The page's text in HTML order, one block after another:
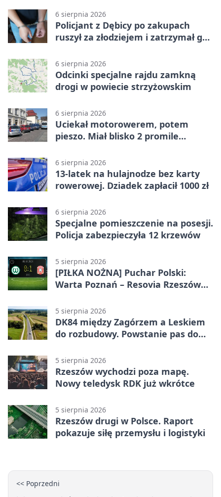
6 sierpnia 2026
Policjant z Dębicy po zakupach
ruszył za złodziejem i zatrzymał go
6 sierpnia 2026
Odcinki specjalne rajdu zamkną
drogi w powiecie strzyżowskim
6 sierpnia 2026
Uciekał motorowerem, potem
pieszo. Miał blisko 2 promile
6 sierpnia 2026
13-latek na hulajnodze bez karty
rowerowej. Dziadek zapłacił 1000 zł
6 sierpnia 2026
Specjalne pomieszczenie na posesji.
Policja zabezpieczyła 12 krzewów
5 sierpnia 2026
[PIŁKA NOŻNA] Puchar Polski:
Warta Poznań – Resovia Rzeszów
pierwszoligowca
5 sierpnia 2026
DK84 między Zagórzem a Leskiem
do rozbudowy. Powstanie pas do
5 sierpnia 2026
Rzeszów wychodzi poza mapę.
Nowy teledysk RDK już wkrótce
5 sierpnia 2026
Rzeszów drugi w Polsce. Raport
pokazuje siłę przemysłu i logistyki
<< Poprzedni